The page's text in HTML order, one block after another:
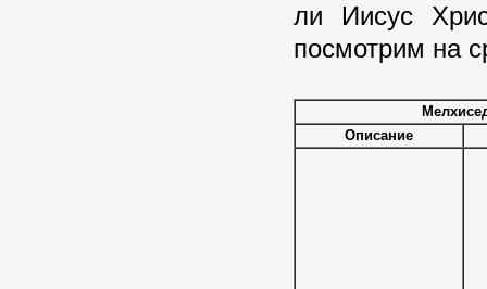
ли Иисус
посмотрим на
Описание